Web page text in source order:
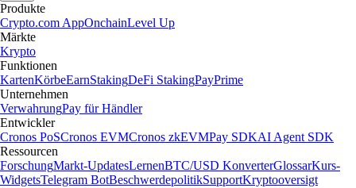
Produkte
Crypto.com AppOnchainLevel Up
Märkte
Krypto
Funktionen
KartenKörbeEarnStakingDeFi StakingPayPrime
Unternehmen
VerwahrungPay für Händler
Entwickler
Cronos PoSCronos EVMCronos zkEVMPay SDKAI Agent SDK
Ressourcen
ForschungMarkt-UpdatesLernenBTC/USD KonverterGlossarKurs-
WidgetsTelegram BotBeschwerdepolitikSupportKryptooversigt